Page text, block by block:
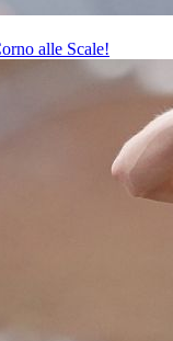
alle Scale!